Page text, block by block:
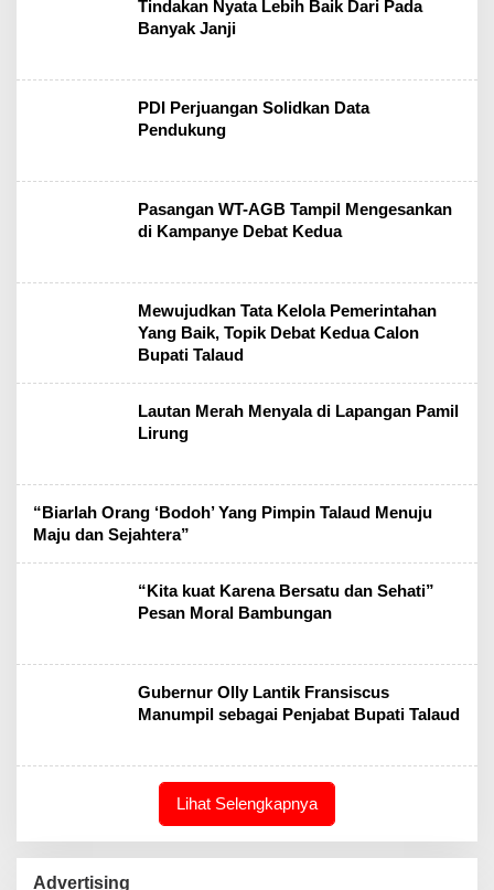
Tindakan Nyata Lebih Baik Dari Pada
Banyak Janji
PDI Perjuangan Solidkan Data
Pendukung
Pasangan WT-AGB Tampil Mengesankan
di Kampanye Debat Kedua
Mewujudkan Tata Kelola Pemerintahan
Yang Baik, Topik Debat Kedua Calon
Bupati Talaud
Lautan Merah Menyala di Lapangan Pamil
Lirung
“Biarlah Orang ‘Bodoh’ Yang Pimpin Talaud Menuju
Maju dan Sejahtera”
“Kita kuat Karena Bersatu dan Sehati”
Pesan Moral Bambungan
Gubernur Olly Lantik Fransiscus
Manumpil sebagai Penjabat Bupati Talaud
Lihat Selengkapnya
Advertising